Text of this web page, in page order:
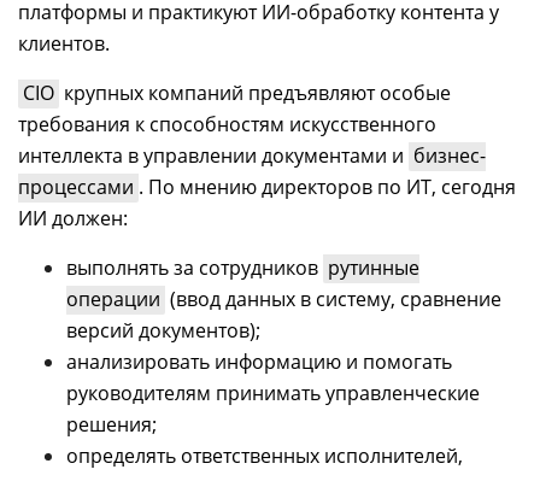
платформы и практикуют ИИ-обработку контента у
клиентов.
CIO крупных компаний предъявляют особые
требования к способностям искусственного
интеллекта в управлении документами и бизнес-
процессами . По мнению директоров по ИТ, сегодня
ИИ должен:
выполнять за сотрудников рутинные
операции (ввод данных в систему, сравнение
версий документов);
анализировать информацию и помогать
руководителям принимать управленческие
решения;
определять ответственных исполнителей,